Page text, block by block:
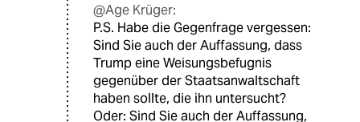
@Age Krüger:
P.S. Habe die Gegenfrage vergessen:
Sind Sie auch der Auffassung, dass
Trump eine Weisungsbefugnis
gegenüber der Staatsanwaltschaft
haben sollte, die ihn untersucht?
Oder: Sind Sie auch der Auffassung,